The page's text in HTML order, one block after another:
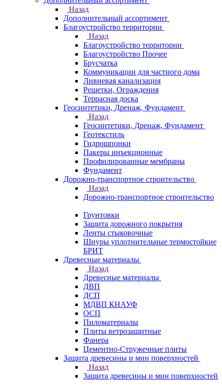
Назад
Дополнительный ассортимент
Благоустройство территории
Назад
Благоустройство территории
Благоустройство Прочее
Брусчатка
Коммуникации для частного дома
Ливневая канализация
Решетки, Ограждения
Террасная доска
Геосинтетики, Дренаж, Фундамент
Назад
Геосинтетики, Дренаж, Фундамент
Геотекстиль
Гидрошпонки
Пакеры инъекционные
Профилированные мембраны
Фундамент
Дорожно-транспортное строительство
Назад
Дорожно-транспортное строительство
Грунтовки
Защита дорожного покрытия
Ленты стыковочные
Шнуры уплотнительные термостойкие
БРИТ
Древесные материалы
Назад
Древесные материалы
ДВП
ДСП
МДВП КНАУФ
ОСП
Пиломатериалы
Плиты ветрозащитные
Фанера
Цементно-Стружечные плиты
Защита древесины и мин поверхностей
Назад
Защита древесины и мин поверхностей